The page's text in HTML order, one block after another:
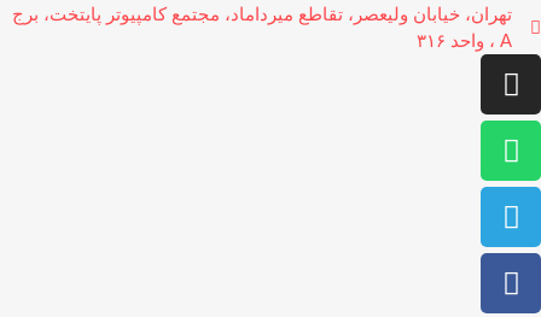
تهران، خیابان ولیعصر، تقاطع میرداماد، مجتمع کامپیوتر پایتخت، برج
A ، واحد ۳۱۶